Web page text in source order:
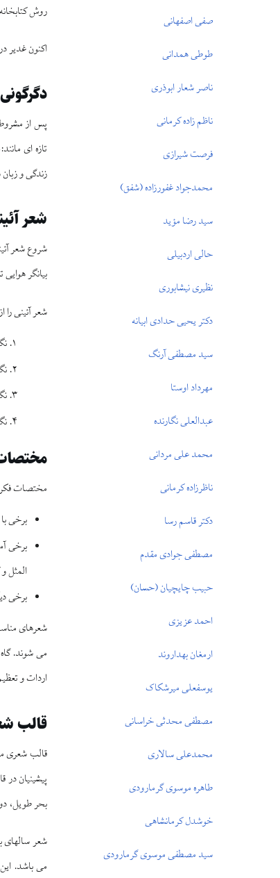
صفى اصفهانى
طوطى همدانى
ناصر شعار ابوذرى
ناظم ‏زاده كرمانى
فرصت شيرازى
محمدجواد غفورزاده (شفق)
سيد رضا مؤيد
حالى اردبيلى
نظيرى نيشابورى
دكتر يحيى حدادى ابيانه
سيد مصطفى آرنگ
مهرداد اوستا
عبدالعلى نگارنده
محمد على مردانى
ناظرزاده كرمانى
دكتر قاسم رسا
مصطفى جوادى مقدم
حبيب چايچيان (حسان)
احمد عزيزى
ارمغان بهداروند
يوسفعلى ميرشكاک
مصطفى محدثى خراسانى
محمدعلى سالارى
طاهره موسوى گرمارودى
خوشدل كرمانشاهى
سيد مصطفى موسوى گرمارودى
روش
اكنون غدير
پس از
تازه‏ اى
زندگى و
شعر
بيانگر
شعر آئينى
مختصات
برخى
برخى
المثل
برخى
شعرهاى
مى‏ شوند.
اردات و
قالب
قالب شعرى
پيشينيان
بحر طويل،
مى ‏باشد.